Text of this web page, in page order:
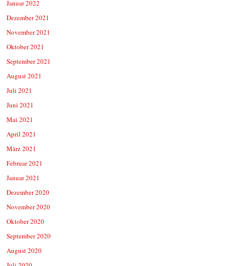
Januar 2022
Dezember 2021
November 2021
Oktober 2021
September 2021
August 2021
Juli 2021
Juni 2021
Mai 2021
April 2021
März 2021
Februar 2021
Januar 2021
Dezember 2020
November 2020
Oktober 2020
September 2020
August 2020